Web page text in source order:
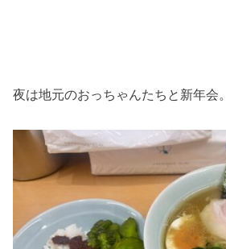
夜は地元のおっちゃんたちと新年会。